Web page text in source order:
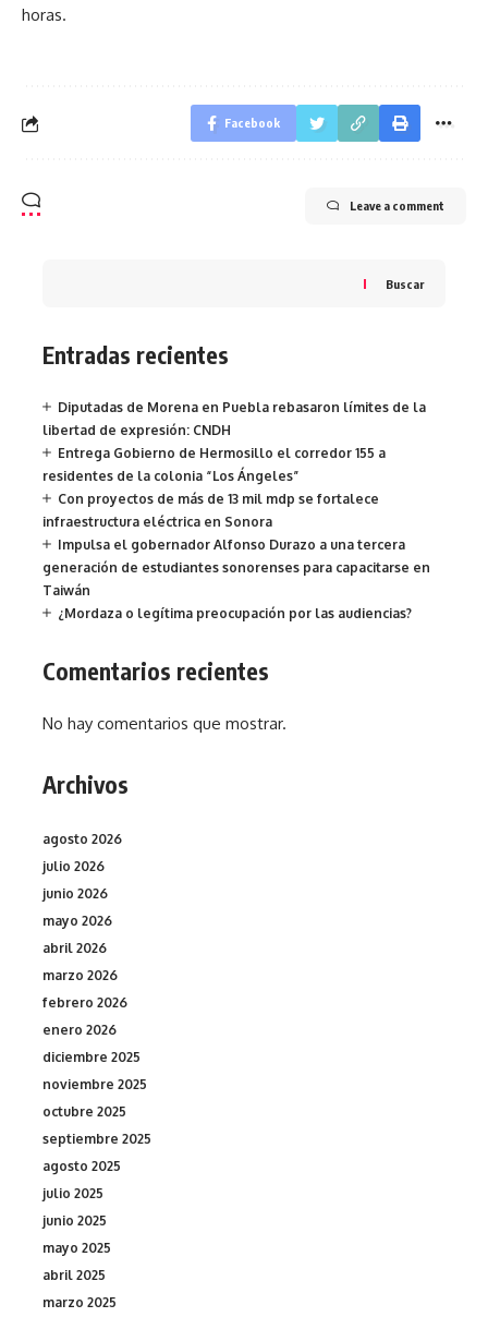
horas.
Facebook
Leave a comment
Buscar
Entradas recientes
Diputadas de Morena en Puebla rebasaron límites de la
libertad de expresión: CNDH
Entrega Gobierno de Hermosillo el corredor 155 a
residentes de la colonia “Los Ángeles”
Con proyectos de más de 13 mil mdp se fortalece
infraestructura eléctrica en Sonora
Impulsa el gobernador Alfonso Durazo a una tercera
generación de estudiantes sonorenses para capacitarse en
Taiwán
¿Mordaza o legítima preocupación por las audiencias?
Comentarios recientes
No hay comentarios que mostrar.
Archivos
agosto 2026
julio 2026
junio 2026
mayo 2026
abril 2026
marzo 2026
febrero 2026
enero 2026
diciembre 2025
noviembre 2025
octubre 2025
septiembre 2025
agosto 2025
julio 2025
junio 2025
mayo 2025
abril 2025
marzo 2025